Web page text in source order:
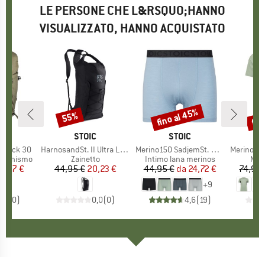
LE PERSONE CHE L&RSQUO;HANNO
VISUALIZZATO, HANNO ACQUISTATO
30
ridotto
€
0)
MARCHIO
STOIC
Articolo
HarnosandSt. II Ultra Light Dry Backpack
Gruppo di prodotti
Zainetto
Prezzo
44,95 €Prezzo ridotto
20,23 €
0,0(0)
Sconto
55%
MARCHIO
STOIC
Articolo
Merino150 SadjemSt. Boxer
Gruppo di prodotti
Intimo lana merinos
Prezzo
44,95 € Prezzo ridotto
da 24,72 €
+9
4,6(19)
Sconto
fino al 45%
Articolo
74,95